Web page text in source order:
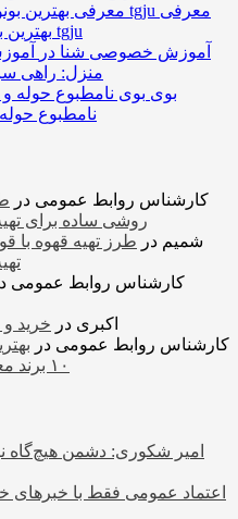
معرفی
بهترین بونوس‌های فارکس در سایت tgju
آموزش خصوصی شنا در
منزل: راهی
بوی
نامطبوع حوله
کارشناس روابط عمومی در
روشی ساده برای
شمیم در طرز تهیه قهوه با
کارشناس روابط عمومی
اکبری در خرید
کارشناس روابط عمومی در
۱۰ برند معتبر آجیل و خشکبار در ایران
امیر شکوری: دشمن هیچ‌گاه
اعتماد عمومی فقط با